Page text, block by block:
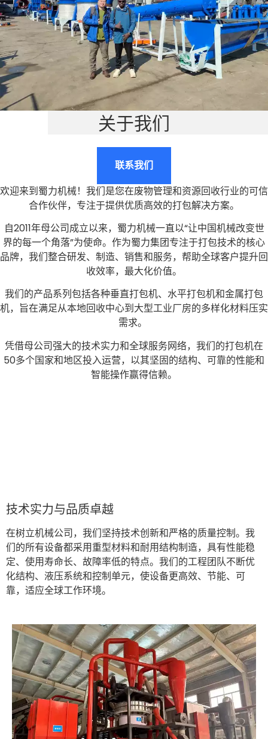
关于我们
联系我们
欢迎来到蜀力机械！我们是您在废物管理和资源回收行业的可信
合作伙伴，专注于提供优质高效的打包解决方案。
自2011年母公司成立以来，蜀力机械一直以“让中国机械改变世
界的每一个角落”为使命。作为蜀力集团专注于打包技术的核心
品牌，我们整合研发、制造、销售和服务，帮助全球客户提升回
收效率，最大化价值。
我们的产品系列包括各种垂直打包机、水平打包机和金属打包
机，旨在满足从本地回收中心到大型工业厂房的多样化材料压实
需求。
凭借母公司强大的技术实力和全球服务网络，我们的打包机在
50多个国家和地区投入运营，以其坚固的结构、可靠的性能和
智能操作赢得信赖。
技术实力与品质卓越
在树立机械公司，我们坚持技术创新和严格的质量控制。我
们的所有设备都采用重型材料和耐用结构制造，具有性能稳
定、使用寿命长、故障率低的特点。我们的工程团队不断优
化结构、液压系统和控制单元，使设备更高效、节能、可
靠，适应全球工作环境。